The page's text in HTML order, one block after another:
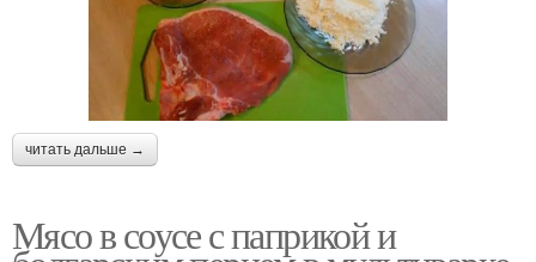
читать дальше →
Мясо в соусе с паприкой и